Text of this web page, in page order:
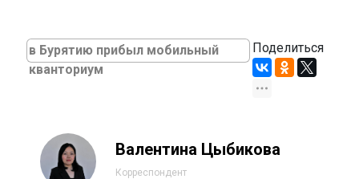
в Бурятию прибыл мобильный
кванториум
Поделиться
Валентина Цыбикова
Корреспондент